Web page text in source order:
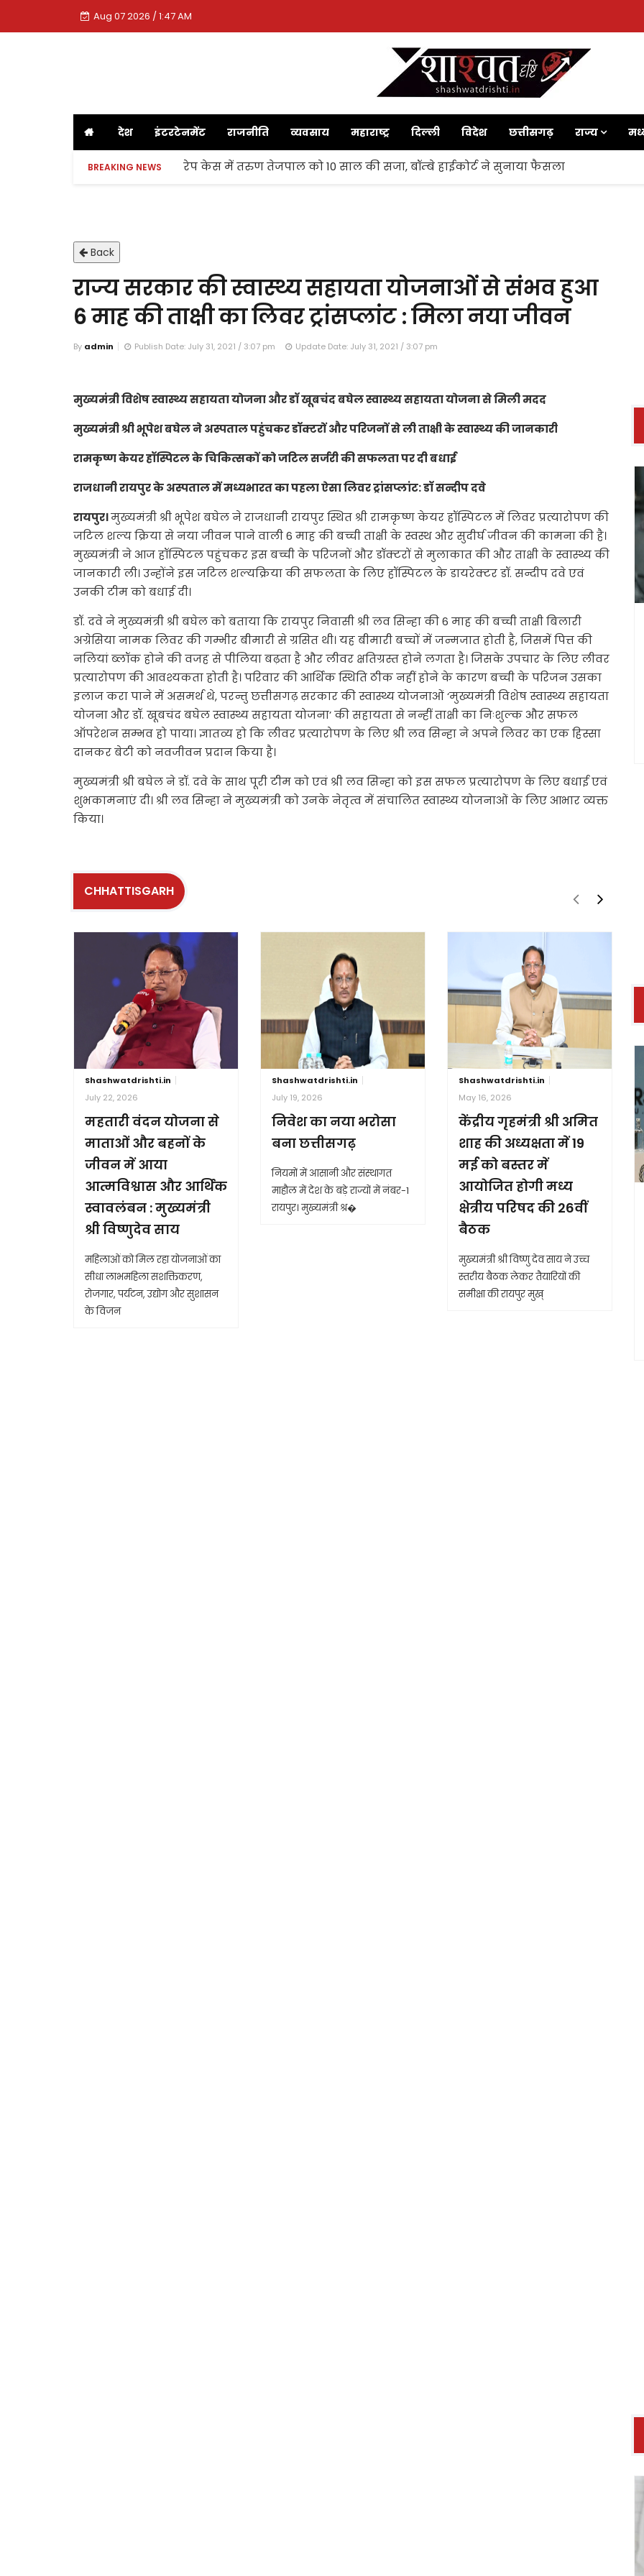
Aug 07 2026 / 1:47 AM
देश इंटरटेनमेंट राजनीति व्यवसाय महाराष्ट्र दिल्ली विदेश छत्तीसगढ़ राज्य
BREAKING NEWS रेप केस में तरुण तेजपाल को 10 साल की सजा, बॉम्बे हाईकोर्ट ने सुनाया फैसला
Back
राज्य सरकार की स्वास्थ्य सहायता योजनाओं से संभव हुआ
6 माह की ताक्षी का लिवर ट्रांसप्लांट : मिला नया जीवन
By admin Publish Date: July 31, 2021 / 3:07 pm Update Date: July 31, 2021 / 3:07 pm
मुख्यमंत्री विशेष स्वास्थ्य सहायता योजना और डॉ खूबचंद बघेल स्वास्थ्य सहायता योजना से मिली मदद
मुख्यमंत्री श्री भूपेश बघेल ने अस्पताल पहुंचकर डॉक्टरों और परिजनों से ली ताक्षी के स्वास्थ्य की जानकारी
रामकृष्ण केयर हॉस्पिटल के चिकित्सकों को जटिल सर्जरी की सफलता पर दी बधाई
राजधानी रायपुर के अस्पताल में मध्यभारत का पहला ऐसा लिवर ट्रांसप्लांट: डॉ सन्दीप दवे
रायपुर।मुख्यमंत्री श्री भूपेश बघेल ने राजधानी रायपुर स्थित श्री रामकृष्ण केयर हॉस्पिटल में लिवर प्रत्यारोपण की
जटिल शल्य क्रिया से नया जीवन पाने वाली 6 माह की बच्ची ताक्षी के स्वस्थ और सुदीर्घ जीवन की कामना की है।
मुख्यमंत्री ने आज हॉस्पिटल पहुंचकर इस बच्ची के परिजनों और डॉक्टरों से मुलाकात की और ताक्षी के स्वास्थ्य की
जानकारी ली। उन्होंने इस जटिल शल्यक्रिया की सफलता के लिए हॉस्पिटल के डायरेक्टर डॉ. सन्दीप दवे एवं
उनकी टीम को बधाई दी।
डॉ. दवे ने मुख्यमंत्री श्री बघेल को बताया कि रायपुर निवासी श्री लव सिन्हा की 6 माह की बच्ची ताक्षी बिलारी
अग्रेसिया नामक लिवर की गम्भीर बीमारी से ग्रसित थी। यह बीमारी बच्चों में जन्मजात होती है, जिसमें पित्त की
नलियां ब्लॉक होने की वजह से पीलिया बढ़ता है और लीवर क्षतिग्रस्त होने लगता है। जिसके उपचार के लिए लीवर
प्रत्यारोपण की आवश्यकता होती है। परिवार की आर्थिक स्थिति ठीक नहीं होने के कारण बच्ची के परिजन उसका
इलाज करा पाने में असमर्थ थे, परन्तु छत्तीसगढ़ सरकार की स्वास्थ्य योजनाओं ‘मुख्यमंत्री विशेष स्वास्थ्य सहायता
योजना और डॉ. खूबचंद बघेल स्वास्थ्य सहायता योजना’ की सहायता से नन्हीं ताक्षी का निःशुल्क और सफल
ऑपरेशन सम्भव हो पाया। ज्ञातव्य हो कि लीवर प्रत्यारोपण के लिए श्री लव सिन्हा ने अपने लिवर का एक हिस्सा
दानकर बेटी को नवजीवन प्रदान किया है।
मुख्यमंत्री श्री बघेल ने डॉ. दवे के साथ पूरी टीम को एवं श्री लव सिन्हा को इस सफल प्रत्यारोपण के लिए बधाई एवं
शुभकामनाएं दी। श्री लव सिन्हा ने मुख्यमंत्री को उनके नेतृत्व में संचालित स्वास्थ्य योजनाओं के लिए आभार व्यक्त
किया।
CHHATTISGARH
Shashwatdrishti.in
July 22, 2026
महतारी वंदन योजना से
माताओं और बहनों के
जीवन में आया
आत्मविश्वास और आर्थिक
स्वावलंबन : मुख्यमंत्री
श्री विष्णुदेव साय
महिलाओं को मिल रहा योजनाओं का
सीधा लाभमहिला सशक्तिकरण,
रोजगार, पर्यटन, उद्योग और सुशासन
के विजन
Shashwatdrishti.in
July 19, 2026
निवेश का नया भरोसा
बना छत्तीसगढ़
नियमों में आसानी और संस्थागत
माहौल में देश के बड़े राज्यों में नंबर-1
रायपुर। मुख्यमंत्री श्र�
Shashwatdrishti.in
May 16, 2026
केंद्रीय गृहमंत्री श्री अमित
शाह की अध्यक्षता में 19
मई को बस्तर में
आयोजित होगी मध्य
क्षेत्रीय परिषद की 26वीं
बैठक
मुख्यमंत्री श्री विष्णु देव साय ने उच्च
स्तरीय बैठक लेकर तैयारियों की
समीक्षा की रायपुर मुख्